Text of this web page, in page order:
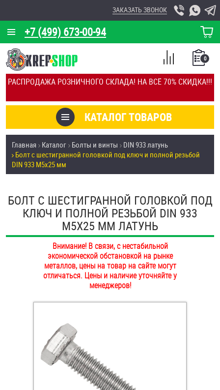
РАСПРОДАЖА РОЗНИЧНОГО СКЛАДА! НА ВСЁ 70% СКИДКА!!!
+7 (499) 673-00-94
ЗАКАЗАТЬ ЗВОНОК
КОРЗИНА
О КОМПАНИИ
КАЛЬКУЛЯТОР
ОТЗЫВЫ
УСЛУГИ
СКИДКИ
ПОКУПАТЕЛЯМ
ОПЛАТА И ДОСТАВКА
НАШИ МАГАЗИНЫ
КАТАЛОГ ТОВАРОВ
0
СПИСОК
СРАВНЕНИЕ
Товары со скидкой
Анкеры
Болты и винты
Втулки
Заклепки (Гайки-Заклепки)
Главная Каталог Болты и винты
DIN 933 латунь
Болт с шестигранной головкой под ключ и полной резьбой
DIN 933 М5х25 мм
БОЛТ С ШЕСТИГРАННОЙ ГОЛОВКОЙ ПОД
КЛЮЧ И ПОЛНОЙ РЕЗЬБОЙ DIN 933
М5Х25 ММ ЛАТУНЬ
Внимание! В связи, с нестабильной
экономической обстановкой на рынке
металлов, цены на товар на сайте могут
отличаться. Цены и наличие уточняйте у
менеджеров!